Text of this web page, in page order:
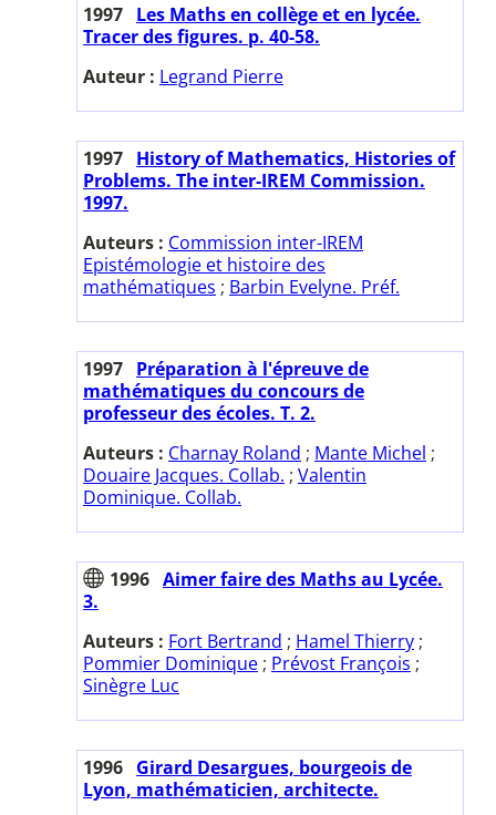
1997 Les Maths en collège et en lycée.
Tracer des figures. p. 40-58.
Auteur : Legrand Pierre
1997 History of Mathematics, Histories of
Problems. The inter-IREM Commission.
1997.
Auteurs : Commission inter-IREM
Epistémologie et histoire des
mathématiques ; Barbin Evelyne. Préf.
1997 Préparation à l'épreuve de
mathématiques du concours de
professeur des écoles. T. 2.
Auteurs : Charnay Roland ; Mante Michel ;
Douaire Jacques. Collab. ; Valentin
Dominique. Collab.
1996 Aimer faire des Maths au Lycée.
3.
Auteurs : Fort Bertrand ; Hamel Thierry ;
Pommier Dominique ; Prévost François ;
Sinègre Luc
1996 Girard Desargues, bourgeois de
Lyon, mathématicien, architecte.